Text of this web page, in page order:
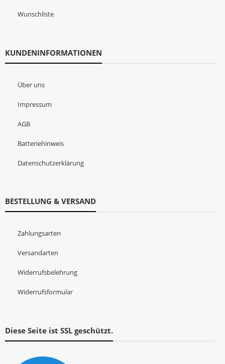
Wunschliste
KUNDENINFORMATIONEN
Über uns
Impressum
AGB
Batteriehinweis
Datenschutzerklärung
BESTELLUNG & VERSAND
Zahlungsarten
Versandarten
Widerrufsbelehrung
Widerrufsformular
Diese Seite ist SSL geschützt.